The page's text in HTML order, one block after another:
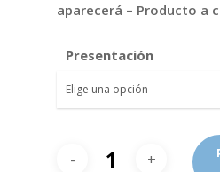
aparecerá – Producto a
Presentación